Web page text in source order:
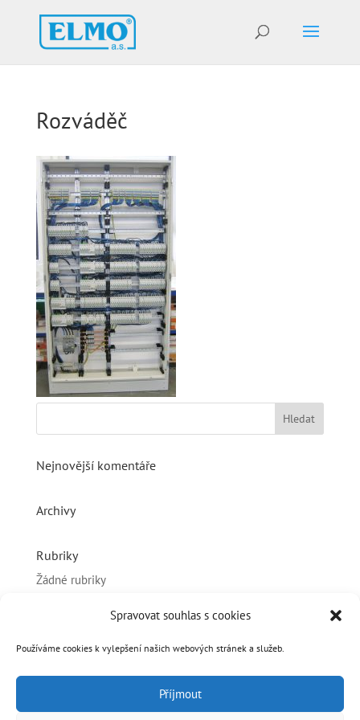
Spravovat souhlas s cookies
Používáme cookies k vylepšení našich webových stránek a služeb.
Příjmout
Rozváděč
Nejnovější komentáře
Archivy
Rubriky
Žádné rubriky
Základní informace
Přihlásit se